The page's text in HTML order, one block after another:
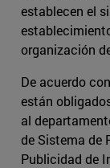
establecen el
organización
De acuerdo
están
al
de Sistema de
Publicidad de